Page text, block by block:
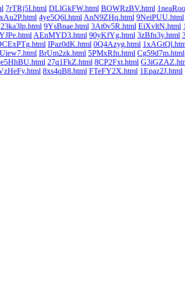
7rTRj5I.html DLlGkFW.html BOWRzBV.html
4ye5Q6l.html AnN9ZHq.html 9NeiPUU.html
23ka3lp.html 9YsBnae.html 3At0v5R.html EiXvltN.html
AEnMYD3.html 90yKfYg.html 3zBfn3y.html
IPaz0dK.html 0Q4Azyg.html
BrUm2zk.html 5PMxRfn.html Cg59d7m.html
27q1FkZ.html 8CP2Fxt.html
8xs4qB8.html FTeFY2X.html 1Epaz2J.html